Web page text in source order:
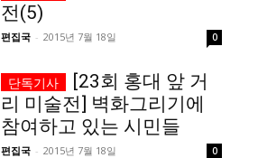
이니셔티브
커리어
저널리즘 바이브
출판서비스
이니셔티브
커리어
저널리즘 바이브
출판서비스
전(5)
편집국 - 2015년 7월 18일 0
[23회 홍대 앞 거
리 미술전] 벽화그리기에
참여하고 있는 시민들
편집국 - 2015년 7월 18일 0